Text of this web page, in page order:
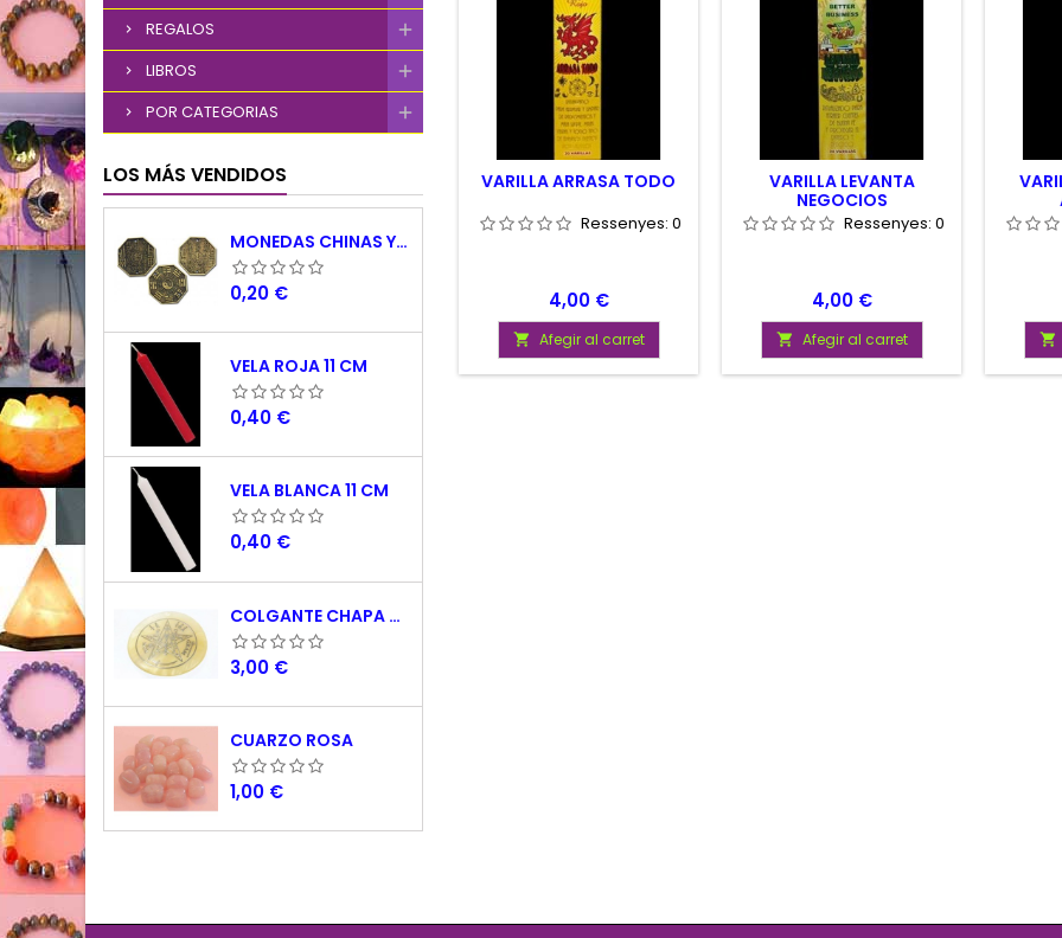
REGALOS
LIBROS
POR CATEGORIAS
LOS MÁS VENDIDOS
MONEDAS CHINAS YING YANG
Precio
0,20 €
VELA ROJA 11 CM
Precio
0,40 €
VELA BLANCA 11 CM
Precio
0,40 €
COLGANTE CHAPA NACAR TETRAGRAMATON 5 CM
Precio
3,00 €
CUARZO ROSA
Precio
1,00 €
VARILLA ARRASA TODO
Ressenyes: 0
Preu
4,00 €
 Afegir al carret
VARILLA LEVANTA
NEGOCIOS
Ressenyes: 0
Preu
4,00 €
 Afegir al carret 